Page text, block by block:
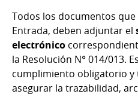
Todos los documentos
Entrada, deben adjuntar el
electrónico
la Resolución N° 014/013.
cumplimiento obligatorio y
asegurar la trazabilidad,